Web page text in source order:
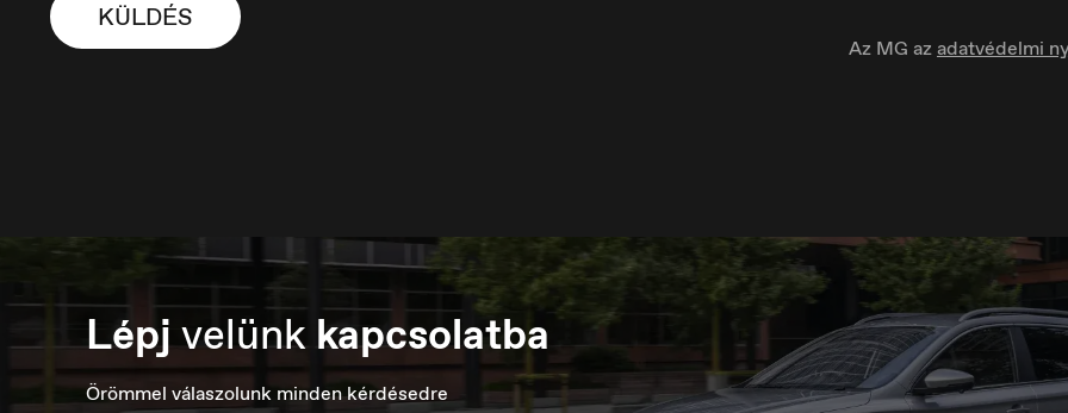
Luxembourg
Français
Macedonia Nederland
Nederlands
KÜLDÉS
Az MG azadatvédelmi
Lépjvelünk kapcsolatba
Örömmel válaszolunk minden kérdésedre